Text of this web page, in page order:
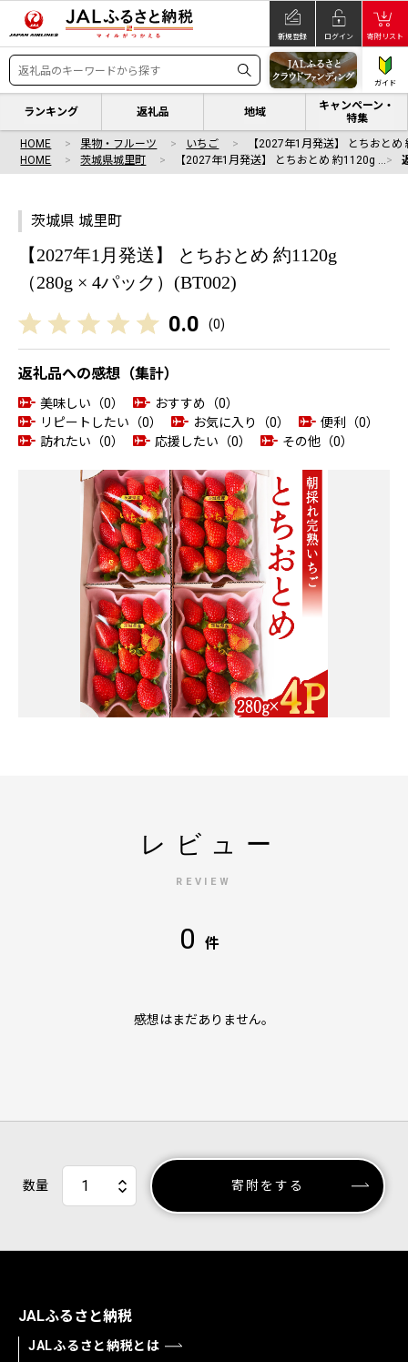
新規登録 ログイン 寄附リスト
ガイド
ランキング 返礼品 地域
キャンペーン・
特集
HOME 果物・フルーツ いちご
【2027年1月発送】 とちおと
HOME
茨城県城里町 【2027年1月発送】 とちおとめ 約1120g …
茨城県 城里町
【2027年1月発送】 とちおとめ 約1120g
（280g × 4パック）(BT002)
0.0 (0)
返礼品への感想（集計）
美味しい（0）
おすすめ（0）
リピートしたい（0）
お気に入り（0）
便利（0）
訪れたい（0）
応援したい（0） その他（0）
レビュー
REVIEW
0 件
感想はまだありません。
数量 寄附をする
JALふるさと納税
JALふるさと納税とは